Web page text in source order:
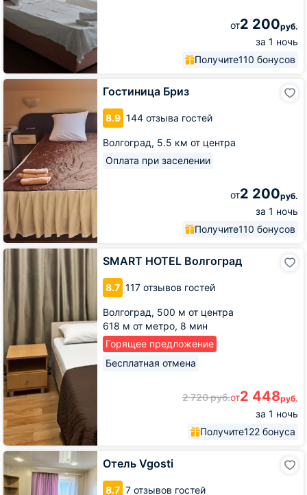
от2 200руб.
за 1 ночь
Получите110 бонусов
Гостиница Бриз
8.9 144 отзыва гостей
Волгоград, 5.5 км от центра
Оплата при заселении
от2 200руб.
за 1 ночь
Получите110 бонусов
Гостиница
SMART HOTEL Волгоград
8.7 117 отзывов гостей
Волгоград, 500 м от центра
618 м от метро, 8 мин
Горящее предложение
Бесплатная отмена
2 720руб.от2 448руб.
за 1 ночь
Получите122 бонуса
SMART
Отель Vgosti
8.7 7 отзывов гостей
Отель
Vgosti